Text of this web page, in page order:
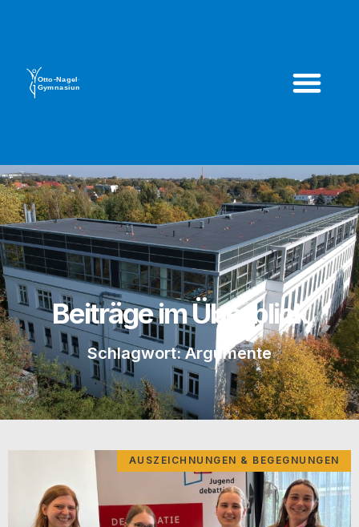
Beiträge im Überblick
Schlagwort: Argumente
AUSZEICHNUNGEN & BEGEGNUNGEN